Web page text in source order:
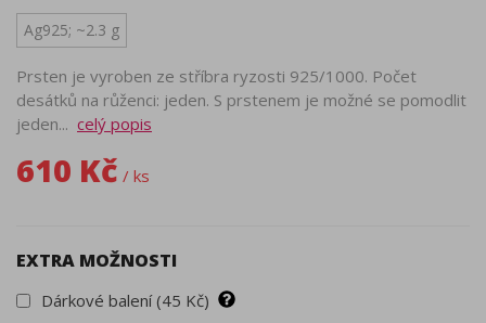
Ag925; ~2.3 g
Prsten je vyroben ze stříbra ryzosti 925/1000. Počet
desátků na růženci: jeden. S prstenem je možné se pomodlit
jeden... celý popis
610 Kč / ks
EXTRA MOŽNOSTI
Dárkové balení (45 Kč)